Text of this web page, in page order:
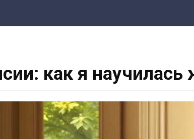
как я научилась